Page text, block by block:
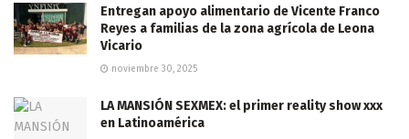
Entregan apoyo alimentario de Vicente Franco
Reyes a familias de la zona agrícola de Leona
Vicario
noviembre 30, 2025
LA MANSIÓN SEXMEX: el primer reality show xxx
en Latinoamérica